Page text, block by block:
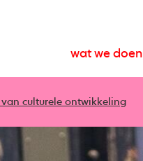
wat we doen
culturele ontwikkeling